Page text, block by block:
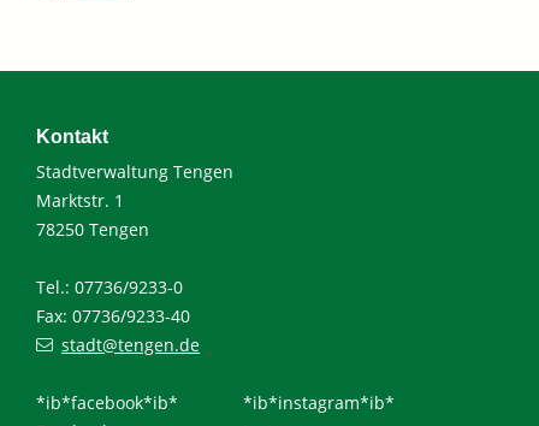
Kontakt
Stadtverwaltung Tengen
Marktstr. 1
78250 Tengen
Tel.: 07736/9233-0
Fax: 07736/9233-40
stadt@tengen.de
*ib*facebook*ib*
*ib*instagram*ib*